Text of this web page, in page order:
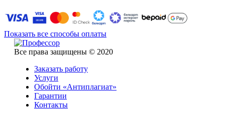
Показать все способы оплаты
Все права защищены © 2020
Заказать работу
Услуги
Обойти «Антиплагиат»
Гарантии
Контакты